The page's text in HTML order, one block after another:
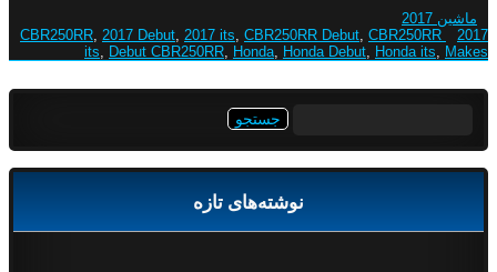
ماشین 2017
2017 CBR250RR
, 2017 Debut, 2017 its, CBR250RR Debut, CBR250RR
its, Debut CBR250RR, Honda, Honda Debut, Honda its, Makes
نوشته‌های تازه